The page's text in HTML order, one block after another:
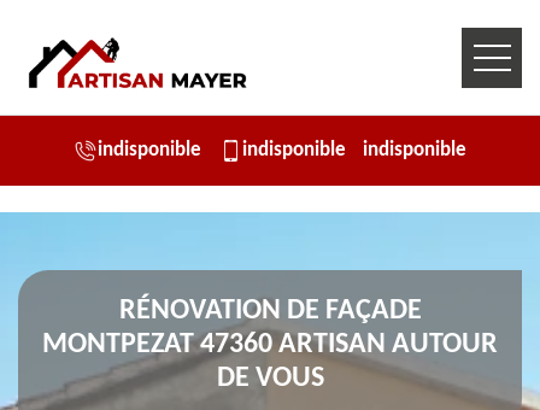
indisponible indisponible indisponible
RÉNOVATION DE FAÇADE
MONTPEZAT 47360 ARTISAN AUTOUR
DE VOUS